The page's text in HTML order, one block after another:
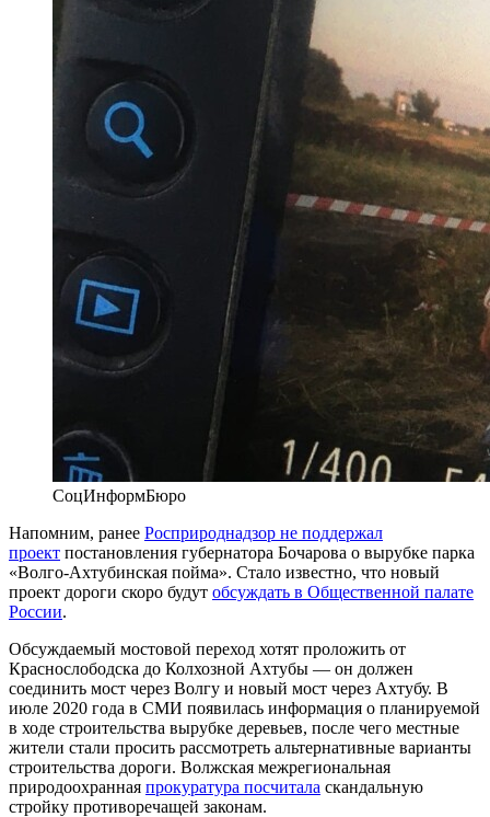
СоцИнформБюро
Напомним, ранее Росприроднадзор не поддержал
проект постановления губернатора Бочарова о вырубке парка
«Волго-Ахтубинская пойма». Стало известно, что новый
проект дороги скоро будут обсуждать в Общественной палате
России.
Обсуждаемый мостовой переход хотят проложить от
Краснослободска до Колхозной Ахтубы — он должен
соединить мост через Волгу и новый мост через Ахтубу. В
июле 2020 года в СМИ появилась информация о планируемой
в ходе строительства вырубке деревьев, после чего местные
жители стали просить рассмотреть альтернативные варианты
строительства дороги. Волжская межрегиональная
природоохранная прокуратура посчитала скандальную
стройку противоречащей законам.